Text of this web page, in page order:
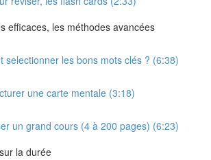
efficaces, les méthodes avancées
selectionner les bons mots clés ? (6:38)
une carte mentale (3:18)
un grand cours (4 à 200 pages) (6:23)
la durée